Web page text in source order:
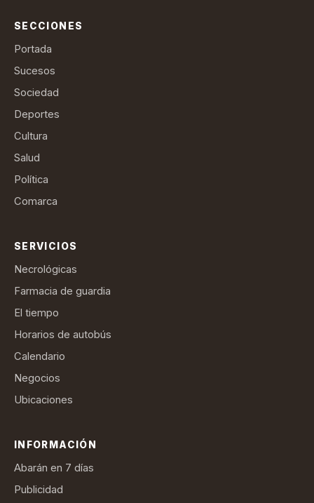
SECCIONES
Portada
Sucesos
Sociedad
Deportes
Cultura
Salud
Política
Comarca
SERVICIOS
Necrológicas
Farmacia de guardia
El tiempo
Horarios de autobús
Calendario
Negocios
Ubicaciones
INFORMACIÓN
Abarán en 7 días
Publicidad